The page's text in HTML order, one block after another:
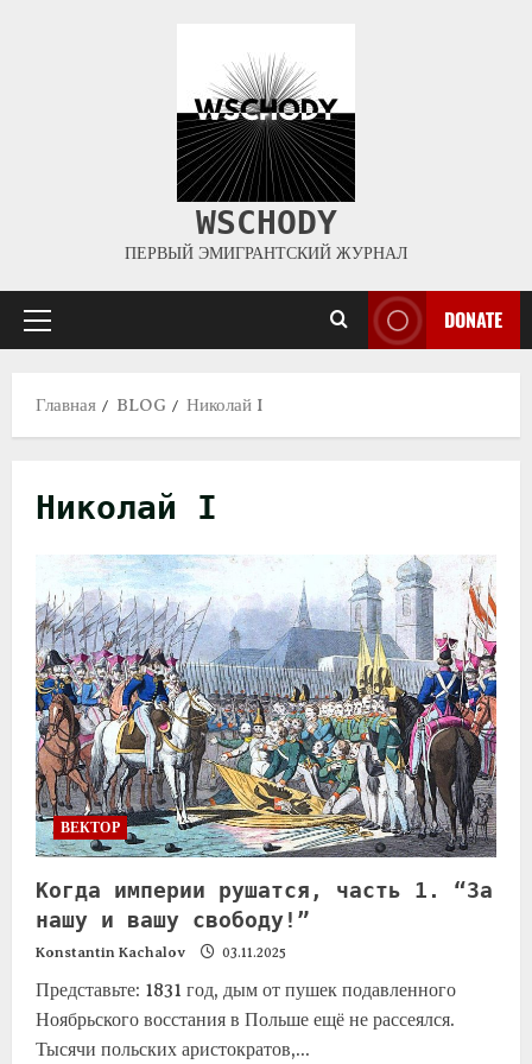
WSCHODY
ПЕРВЫЙ ЭМИГРАНТСКИЙ ЖУРНАЛ
DONATE
Главная BLOG Николай I
Николай I
ВЕКТОР
Когда империи рушатся, часть 1. “За
нашу и вашу свободу!”
Konstantin Kachalov 03.11.2025
Представьте: 1831 год, дым от пушек подавленного
Ноябрьского восстания в Польше ещё не рассеялся.
Тысячи польских аристократов,...